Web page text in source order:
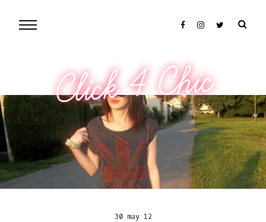
Click 4 Chic
30 may 12